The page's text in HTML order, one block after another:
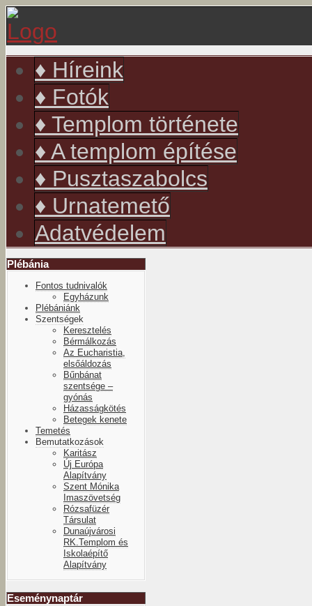
♦ Híreink
♦ Fotók
♦ Templom története
♦ A templom építése
♦ Pusztaszabolcs
♦ Urnatemető
Adatvédelem
Plébánia
Fontos tudnivalók
Egyházunk
Plébániánk
Szentségek
Keresztelés
Bérmálkozás
Az Eucharistia,
elsőáldozás
Bűnbánat
szentsége –
gyónás
Házasságkötés
Betegek kenete
Temetés
Bemutatkozások
Karitász
Új Európa
Alapítvány
Szent Mónika
Imaszövetség
Rózsafüzér
Társulat
Dunaújvárosi
RK.Templom és
Iskolaépítő
Alapítvány
Eseménynaptár
év
hónap
év
hónap